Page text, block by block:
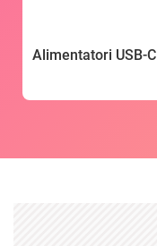
Alimentatori USB-C